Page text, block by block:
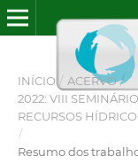
INÍCIO / ACERVO /
2022: VIII
RECURSOS
/
Resumo dos